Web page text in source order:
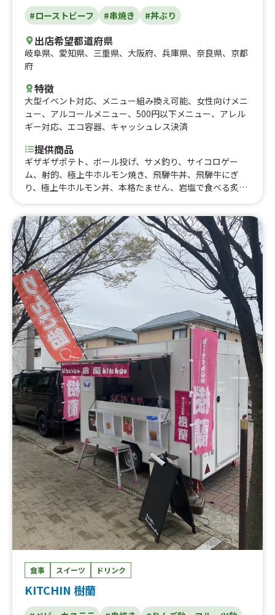
#ローストビーフ #串焼き #丼ぶり
出店希望都道府県
岐阜県、 愛知県、 三重県、 大阪府、 兵庫県、 奈良県、 京都
府
特徴
大型イベント対応、 メニュー組み換え可能、 女性向けメニ
ュー、 アルコールメニュー、 500円以下メニュー、 アレル
ギー対応、 エコ容器、 キャッシュレス決済
提供商品
ギザギザポテト、ボール投げ、サメ釣り、サイコロゲー
ム、射的、極上牛ホルモン焼き、飛騨牛丼、飛騨牛にぎ
り、極上牛ホルモン丼、本格たません、岩塩で食べる炙り
り、かき氷、ローストビーフ寿司、霜降り牛タン串、飛騨
牛コロッケ、究極秘伝タレからあげ
食事 スイーツ ドリンク
KITCHIN 樹蘭